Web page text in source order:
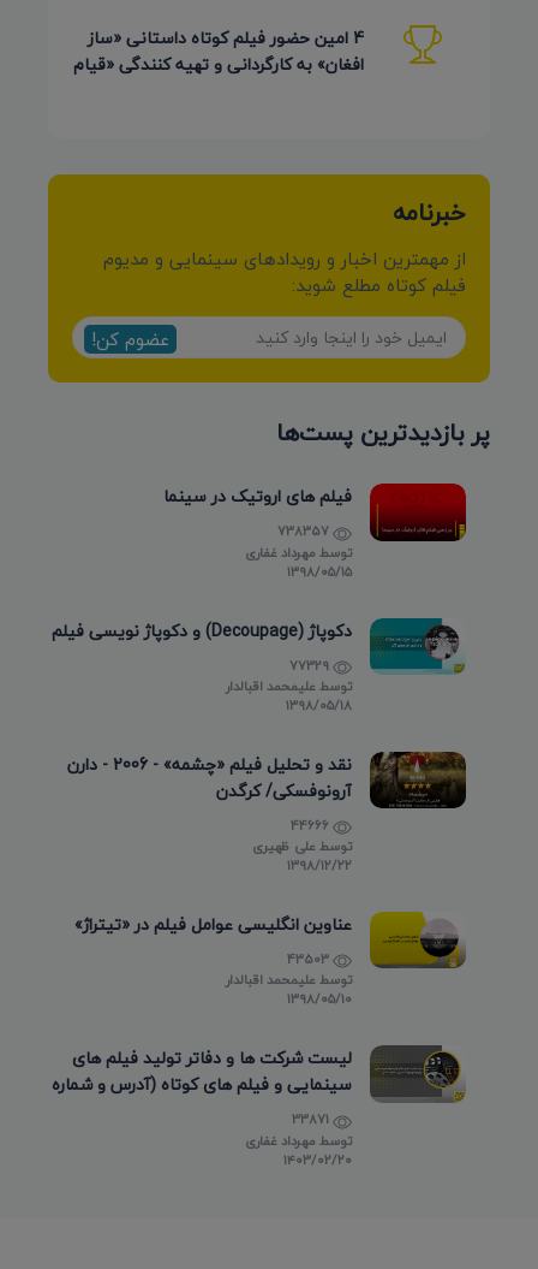
4 امین حضور فیلم کوتاه داستانی «ساز
افغان» به کارگردانی و تهیه کنندگی «قیام
خبرنامه
از مهمترین اخبار و رویدادهای سینمایی و مدیوم
فیلم کوتاه مطلع شوید:
عضوم کن!
پر بازدیدترین پست‌ها
فیلم های اروتیک در سینما
توسط مهرداد غفاری
۱۳۹۸/۰۵/۱۵
دکوپاژ (Decoupage) و دکوپاژ نویسی فیلم
توسطعلیمحمد اقبالدار
۱۳۹۸/۰۵/۱۸
نقد و تحلیل فیلم «چشمه» - 2006 - دارن
آرونوفسکی/ کرگدن
توسطعلی ظهیری
۱۳۹۸/۱۲/۲۲
عناوین انگلیسی عوامل فیلم در «تیتراژ»
توسطعلیمحمد اقبالدار
۱۳۹۸/۰۵/۱۰
لیست شرکت ها و دفاتر تولید فیلم های
سینمایی و فیلم های کوتاه (آدرس و شماره
تماس)
توسط مهرداد غفاری
۱۴۰۳/۰۲/۲۰